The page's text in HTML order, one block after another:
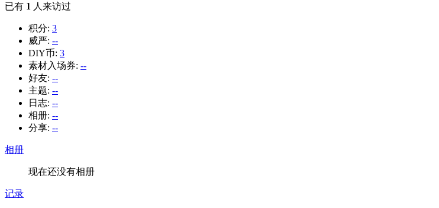
已有 1 人来访过
积分: 3
威严: --
DIY币: 3
素材入场券: --
好友: --
主题: --
日志: --
相册: --
分享: --
相册
现在还没有相册
记录